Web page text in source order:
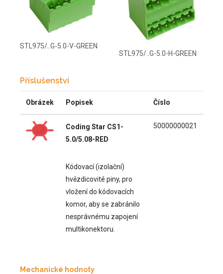
STL975/..G-5.0-V-GREEN
STL975/..G-5.0-H-GREEN
Příslušenství
Obrázek Popisek Číslo
Coding Star CS1-
5.0/5.08-RED
Kódovací (izolační)
hvězdicovité piny, pro
vložení do kódovacích
komor, aby se zabránilo
nesprávnému zapojení
multikonektoru.
50000000021
Mechanické hodnoty